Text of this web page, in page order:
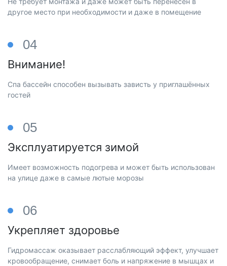
другое место при необходимости и даже в помещение
04
Внимание!
Спа бассейн способен вызывать зависть у приглашённых
гостей
05
Эксплуатируется зимой
Имеет возможность подогрева и может быть использован
на улице даже в самые лютые морозы
06
Укрепляет здоровье
Гидромассаж оказывает расслабляющий эффект, улучшает
кровообращение, снимает боль и напряжение в мышцах и